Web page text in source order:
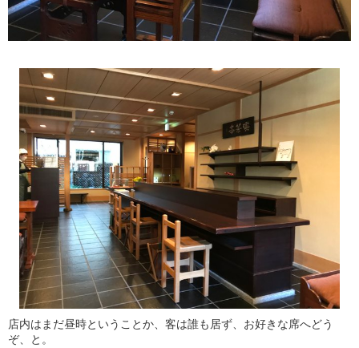
店内はまだ昼時ということか、客は誰も居ず、お好きな席へどう
ぞ、と。